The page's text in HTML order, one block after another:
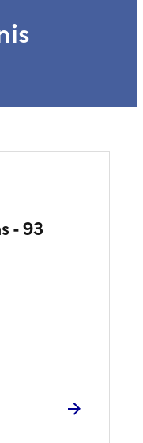
- 93